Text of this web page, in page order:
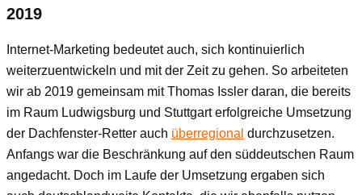
2019
Internet-Marketing bedeutet auch, sich kontinuierlich
weiterzuentwickeln und mit der Zeit zu gehen. So arbeiteten
wir ab 2019 gemeinsam mit Thomas Issler daran, die bereits
im Raum Ludwigsburg und Stuttgart erfolgreiche Umsetzung
der Dachfenster-Retter auch überregional durchzusetzen.
Anfangs war die Beschränkung auf den süddeutschen Raum
angedacht. Doch im Laufe der Umsetzung ergaben sich